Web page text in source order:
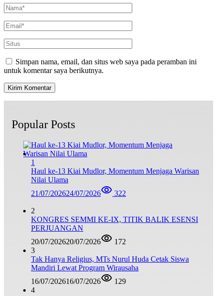
Simpan nama, email, dan situs web saya pada peramban ini
untuk komentar saya berikutnya.
Popular Posts
1
Haul ke-13 Kiai Mudlor, Momentum Menjaga Warisan
Nilai Ulama
21/07/202624/07/2026 322
2
KONGRES SEMMI KE-IX, TITIK BALIK ESENSI
PERJUANGAN
20/07/202620/07/2026
172
3
Tak Hanya Religius, MTs Nurul Huda Cetak Siswa
Mandiri Lewat Program Wirausaha
16/07/202616/07/2026
129
4